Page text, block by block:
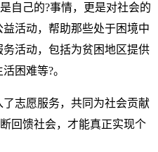
自己的?事情，更是对社会的
活动，帮助那些处于困境中
活动，包括为贫困地区提供
困难等?。
志愿服务，共同为社会贡献
回馈社会，才能真正实现个